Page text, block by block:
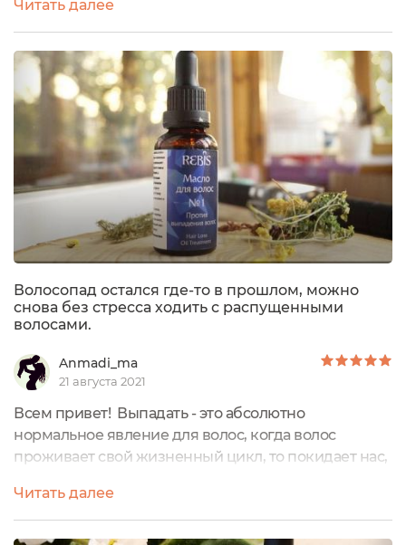
переживаю после каждого мытья головы. Продукт
предоставлен брендом на тестирование.
Упаковка:Бутылочка из темного стекла с пипеткой.
Пипетка хорошо работает, бутылочка опоясана
наклейкой, оформленной в приятных тонах,...
Читать далее
Волосопад остался где-то в прошлом, можно
снова без стресса ходить с распущенными
волосами.
Anmadi_ma
21 августа 2021
Всем привет! Выпадать - это абсолютно
нормальное явление для волос, когда волос
проживает свой жизненный цикл, то покидает нас,
криминально. Говорят, выпадение до 100 волос в
день, это норма.Но когда количество выпавших
Читать далее